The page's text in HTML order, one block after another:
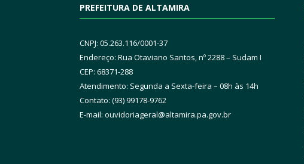
PREFEITURA DE ALTAMIRA
CNPJ: 05.263.116/0001-37
Endereço: Rua Otaviano Santos, nº 2288 – Sudam I
CEP: 68371-288
Atendimento: Segunda a Sexta-feira – 08h às 14h
Contato: (93) 99178-9762
E-mail: ouvidoriageral@altamira.pa.gov.br